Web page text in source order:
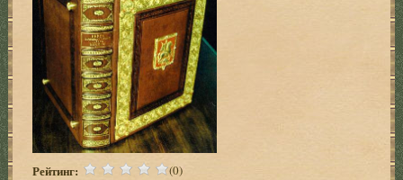
Рейтинг: (0)